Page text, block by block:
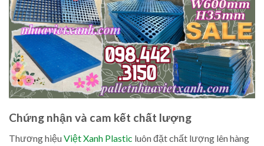
Chứng nhận và cam kết chất lượng
Thương hiệuViệt Xanh Plastic luôn đặt chất lượng lên hàng